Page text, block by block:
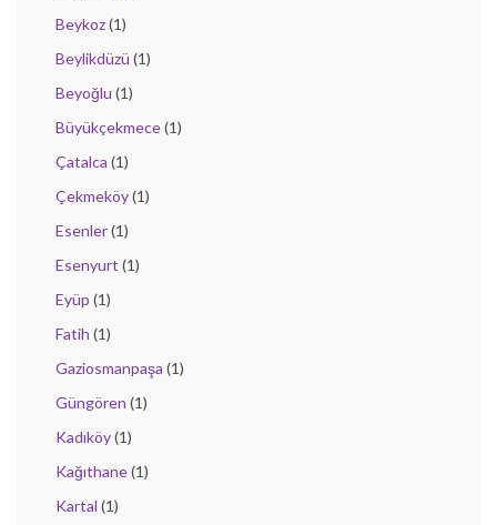
Beykoz(1)
Beylikdüzü (1)
Beyoğlu (1)
Büyükçekmece(1)
Çatalca (1)
Çekmeköy(1)
Esenler(1)
Esenyurt (1)
Eyüp (1)
Fatih (1)
Gaziosmanpaşa (1)
Güngören (1)
Kadıköy(1)
Kağıthane(1)
Kartal (1)